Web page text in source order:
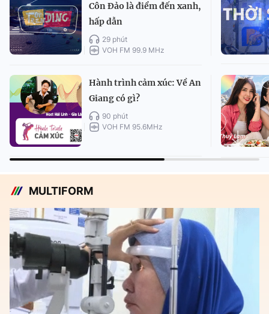
Côn Đảo là điểm đến xanh,
hấp dẫn
29 phút
VOH FM 99.9 MHz
Hành trình cảm xúc: Về An
Giang có gì?
90 phút
VOH FM 95.6MHz
MULTIFORM